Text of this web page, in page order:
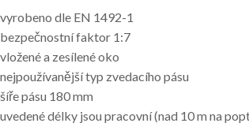
vyrobeno dle EN 1492-1
bezpečnostní faktor 1:7
vložené a zesílené oko
nejpoužívanější typ zvedacího pásu
šíře pásu 180 mm
uvedené délky jsou pracovní (nad 10 m na